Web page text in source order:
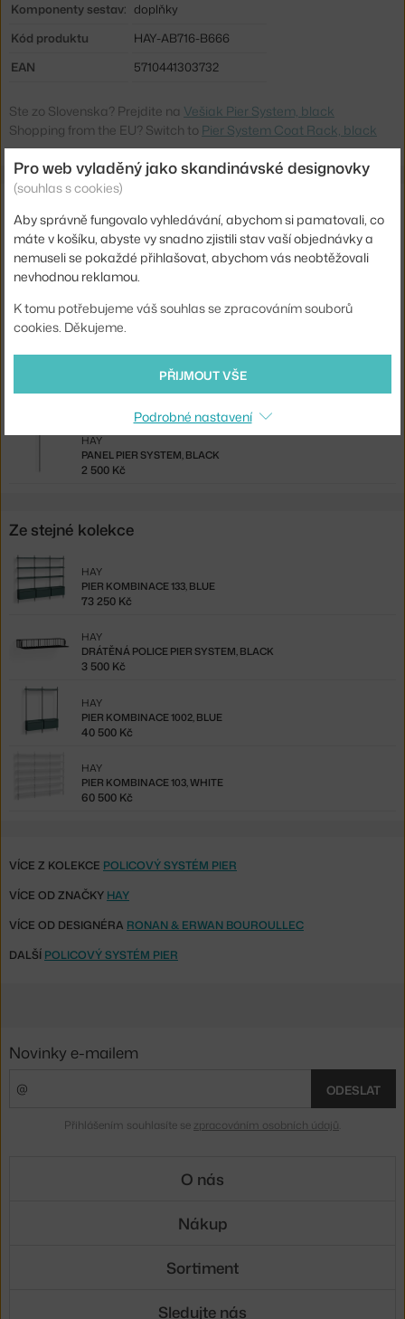
Komponenty sestav: doplňky
Kód produktu
HAY-AB716-B666
EAN
5710441303732
Ste zo Slovenska? Prejdite na Vešiak Pier System, black
Shopping from the EU? Switch to Pier System Coat Rack, black
Související produkty
NÁSTĚNNÝ PANEL PIER SYSTEM 2KS, CLEAR ALUMINIUM
HAY
5 000 Kč
PANEL PIER SYSTEM 2KS, BLACK
HAY
5 000 Kč
PANEL PIER SYSTEM, BLACK
HAY
2 500 Kč
Ze stejné kolekce
PIER KOMBINACE 133, BLUE
HAY
73 250 Kč
DRÁTĚNÁ POLICE PIER SYSTEM, BLACK
HAY
3 500 Kč
PIER KOMBINACE 1002, BLUE
HAY
40 500 Kč
PIER KOMBINACE 103, WHITE
HAY
60 500 Kč
VÍCE Z KOLEKCE POLICOVÝ SYSTÉM PIER
VÍCE OD ZNAČKY HAY
VÍCE OD DESIGNÉRA RONAN & ERWAN BOUROULLEC
DALŠÍ POLICOVÝ SYSTÉM PIER
Pro web vyladěný jako skandinávské designovky
(souhlas s cookies)
Aby správně fungovalo vyhledávání, abychom si pamatovali, co
máte v košíku, abyste vy snadno zjistili stav vaší objednávky a
nemuseli se pokaždé přihlašovat, abychom vás neobtěžovali
nevhodnou reklamou.
K tomu potřebujeme váš souhlas se zpracováním souborů
cookies. Děkujeme.
PŘIJMOUT VŠE
Podrobné nastavení
Novinky e-mailem
ODESLAT
Přihlášením souhlasíte se zpracováním osobních údajů
O nás
Nákup
Sortiment
Sledujte nás